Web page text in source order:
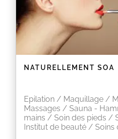
NATURELLEMENT SOA
Epilation / Maquillage /
Massages / Sauna -
mains / Soin des pieds /
Institut de beauté /